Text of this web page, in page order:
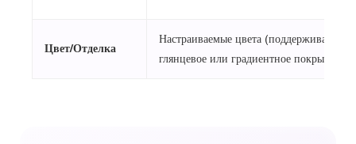
Цвет/Отделка
Настраиваемые цвета (поддерживает
глянцевое или градиентное покрытие)